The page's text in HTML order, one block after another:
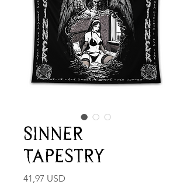
Sinner
Tapestry
41,97 USD